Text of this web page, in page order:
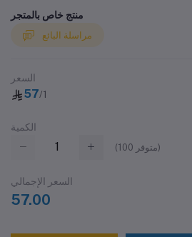
منتج خاص بالمتجر
مراسلة البائع
السعر
57/1
الكمية
(100 متوفر)
السعر الإجمالي
57.00